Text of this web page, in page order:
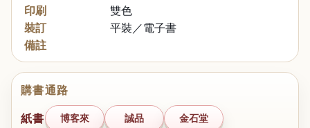
印刷
雙色
裝訂
平裝／電子書
備註
購書通路
紙書 博客來 誠品 金石堂